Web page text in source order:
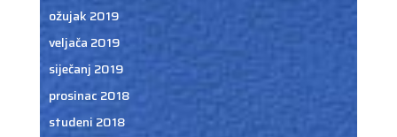
ožujak 2019
veljača 2019
siječanj 2019
prosinac 2018
studeni 2018